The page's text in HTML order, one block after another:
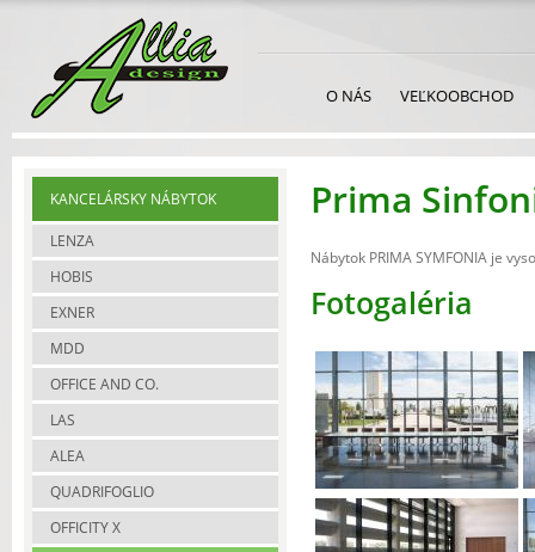
O NÁS VEĽKOOBCHOD
KANCELÁRSKY NÁBYTOK
LENZA
HOBIS
EXNER
MDD
OFFICE AND CO.
LAS
ALEA
QUADRIFOGLIO
OFFICITY X
Prima
Nábytok PRIMA SYMFONIA je
Fotogaléria